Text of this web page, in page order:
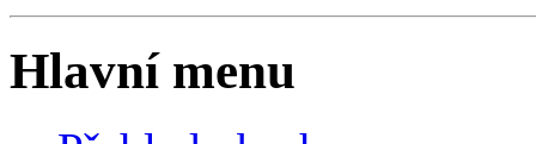
Hlavní menu